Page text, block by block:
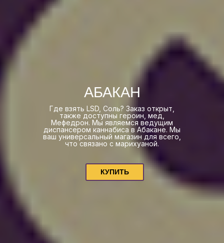
АБАКАН
Где взять LSD, Соль? Заказ открыт,
также доступны героин, мед,
Мефедрон. Мы являемся ведущим
диспансером каннабиса в Абакане. Мы
ваш универсальный магазин для всего,
что связано с марихуаной.
КУПИТЬ